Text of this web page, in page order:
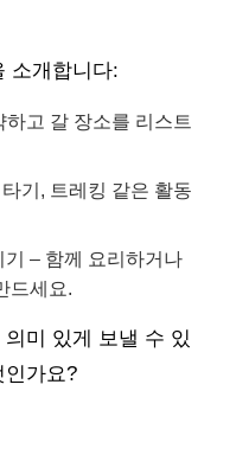
소개합니다:
고 갈 장소를 리스트
기, 트레킹 같은 활동
– 함께 요리하거나
드세요.
미 있게 보낼 수 있
인가요?